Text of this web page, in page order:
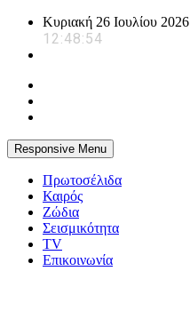
Skip
content
Κυριακή 26 Ιουλίου 2026
12:48:54
Responsive Menu
Πρωτοσέλιδα
Καιρός
Ζώδια
Σεισμικότητα
TV
Επικοινωνία